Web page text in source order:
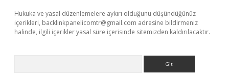
Hukuka ve yasal düzenlemelere aykırı olduğunu düşündüğünüz
içerikleri, backlinkpanelicomtr@gmail.com adresine bildirmeniz
halinde, ilgili içerikler yasal süre içerisinde sitemizden kaldırılacaktır.